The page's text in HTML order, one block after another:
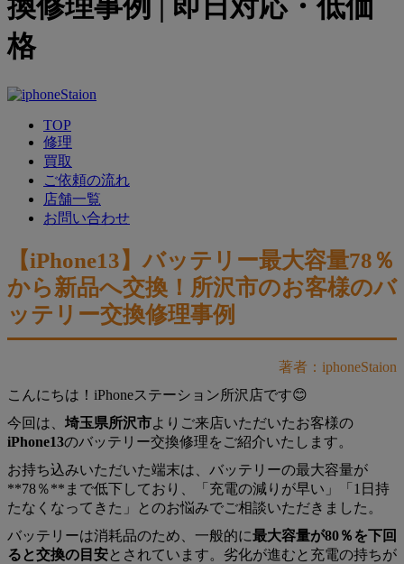
換修理事例 | 即日対応・低価
格
TOP
修理
買取
ご依頼の流れ
店舗一覧
お問い合わせ
【iPhone13】バッテリー最大容量78％
から新品へ交換！所沢市のお客様のバ
ッテリー交換修理事例
著者：iphoneStaion
こんにちは！iPhoneステーション所沢店です😊
今回は、 埼玉県所沢市よりご来店いただいたお客様の
iPhone13のバッテリー交換修理をご紹介いたします。
お持ち込みいただいた端末は、バッテリーの最大容量が
**78％**まで低下しており、「充電の減りが早い」「1日持
たなくなってきた」とのお悩みでご相談いただきました。
バッテリーは消耗品のため、一般的に最大容量が80％を下回
ると交換の目安とされています。劣化が進むと充電の持ちが